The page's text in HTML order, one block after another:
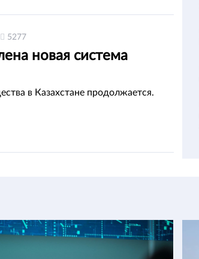
5277
новая система
в Казахстане продолжается.